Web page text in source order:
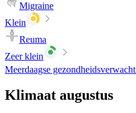
Migraine
Klein
Reuma
Zeer klein
Meerdaagse
Klimaat augustus